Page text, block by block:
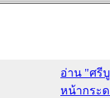
อ่าน "ศรี
หน้ากระ